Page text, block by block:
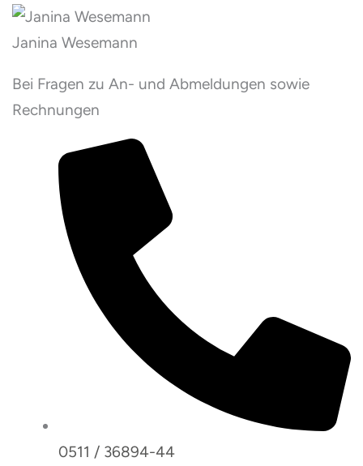
Janina Wesemann
Bei Fragen zu An- und Abmeldungen sowie
Rechnungen
0511 / 36894-44